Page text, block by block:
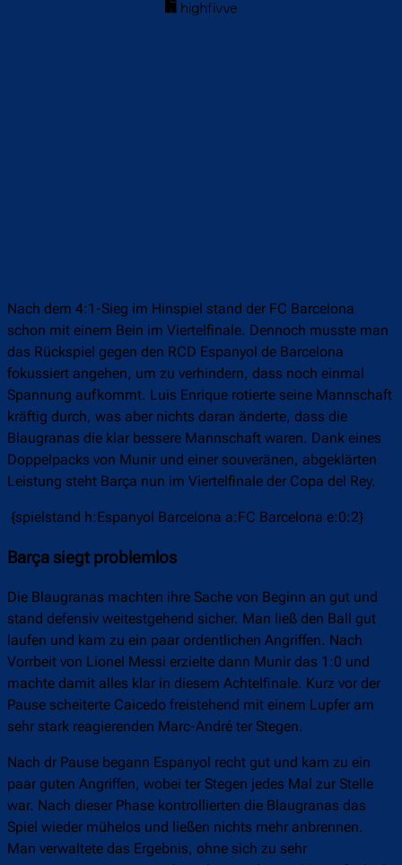
Nach dem 4:1-Sieg im Hinspiel stand der FC Barcelona
schon mit einem Bein im Viertelfinale. Dennoch musste man
das Rückspiel gegen den RCD Espanyol de Barcelona
fokussiert angehen, um zu verhindern, dass noch einmal
Spannung aufkommt. Luis Enrique rotierte seine Mannschaft
kräftig durch, was aber nichts daran änderte, dass die
Blaugranas die klar bessere Mannschaft waren. Dank eines
Doppelpacks von Munir und einer souveränen, abgeklärten
Leistung steht Barça nun im Viertelfinale der Copa del Rey.
{spielstand h:Espanyol Barcelona a:FC Barcelona e:0:2}
Barça siegt problemlos
Die Blaugranas machten ihre Sache von Beginn an gut und
stand defensiv weitestgehend sicher. Man ließ den Ball gut
laufen und kam zu ein paar ordentlichen Angriffen. Nach
Vorrbeit von Lionel Messi erzielte dann Munir das 1:0 und
machte damit alles klar in diesem Achtelfinale. Kurz vor der
Pause scheiterte Caicedo freistehend mit einem Lupfer am
sehr stark reagierenden Marc-André ter Stegen.
Nach dr Pause begann Espanyol recht gut und kam zu ein
paar guten Angriffen, wobei ter Stegen jedes Mal zur Stelle
war. Nach dieser Phase kontrollierten die Blaugranas das
Spiel wieder mühelos und ließen nichts mehr anbrennen.
Man verwaltete das Ergebnis, ohne sich zu sehr